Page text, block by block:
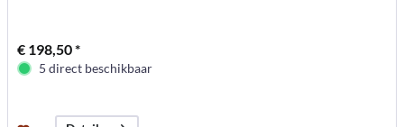
€ 198,50 *
5 direct beschikbaar